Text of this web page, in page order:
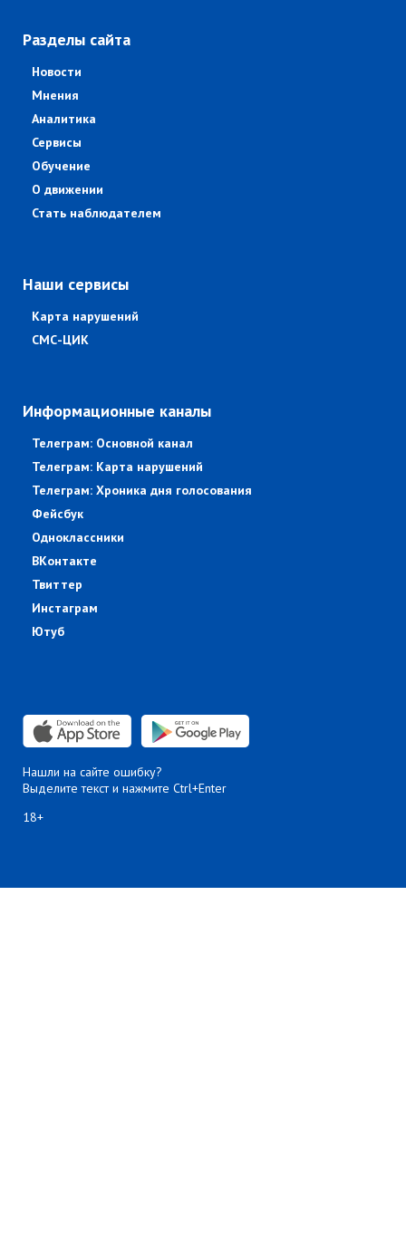
Разделы сайта
Новости
Мнения
Аналитика
Сервисы
Обучение
О движении
Стать наблюдателем
Наши сервисы
Карта нарушений
СМС-ЦИК
Информационные каналы
Телеграм: Основной канал
Телеграм: Карта нарушений
Телеграм: Хроника дня голосования
Фейсбук
Одноклассники
ВКонтакте
Твиттер
Инстаграм
Ютуб
Нашли на сайте ошибку?
Выделите текст и нажмите Ctrl+Enter
18+